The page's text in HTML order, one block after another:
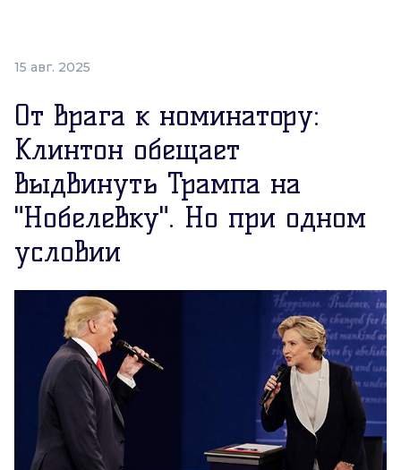
15 авг. 2025
От врага к номинатору:
Клинтон обещает
выдвинуть Трампа на
"Нобелевку". Но при одном
условии